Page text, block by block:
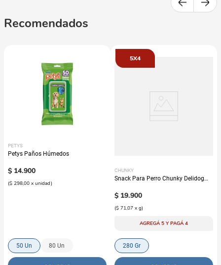
Recomendados
PETYS
Petys Paños Húmedos
$ 14.900
($ 298,00 x unidad)
50 Un 80 Un
5X4
CHUNKY
Snack Para Perro Chunky Delidog
$ 19.900
($ 71,07 x g)
AGREGÁ 5 Y PAGÁ 4
280 Gr